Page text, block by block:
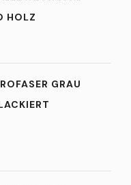
HOLZ
GRAU